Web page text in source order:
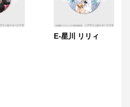
E-星川 リリィ